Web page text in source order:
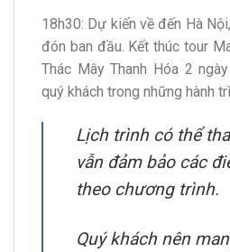
18h30: Dự kiến về đến Hà
đón ban đầu. Kết thúc tour
Thác Mây Thanh Hóa 2
quý khách trong những hành
Lịch trình có thể
vẫn đảm bảo các
theo chương trình.
Quý khách nên